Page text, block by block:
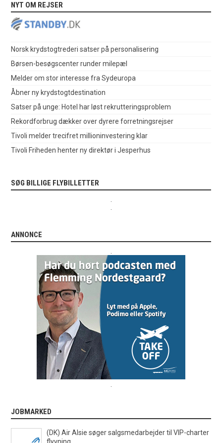
NYT OM REJSER
Norsk krydstogtrederi satser på personalisering
Børsen-besøgscenter runder milepæl
Melder om stor interesse fra Sydeuropa
Åbner ny krydstogtdestination
Satser på unge: Hotel har løst rekrutteringsproblem
Rekordforbrug dækker over dyrere forretningsrejser
Tivoli melder trecifret millioninvestering klar
Tivoli Friheden henter ny direktør i Jesperhus
SØG BILLIGE FLYBILLETTER
ANNONCE
JOBMARKED
(DK) Air Alsie søger salgsmedarbejder til VIP-charter